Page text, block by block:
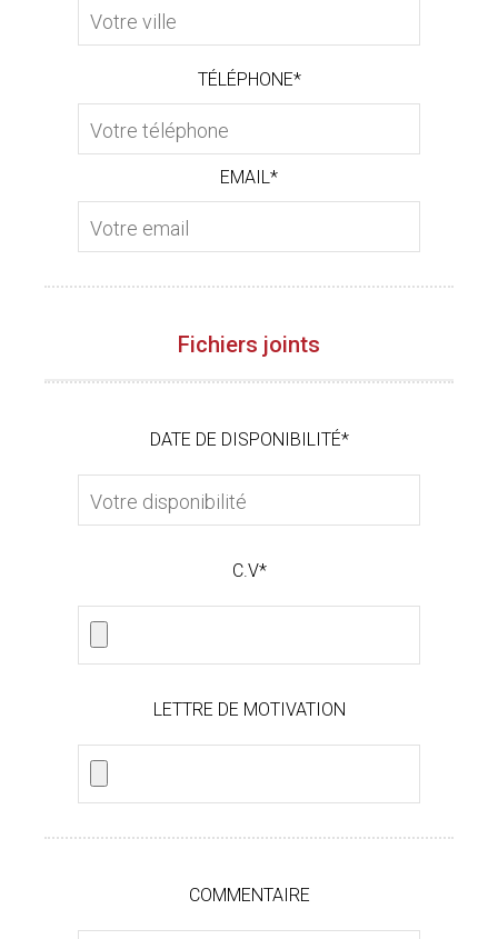
TÉLÉPHONE*
EMAIL*
Fichiers joints
DATE DE DISPONIBILITÉ*
C.V*
LETTRE DE MOTIVATION
COMMENTAIRE